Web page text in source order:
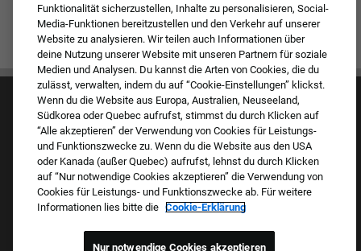
Kultur & Werte
Unsere Marken
Unternehmen
FAQ – Häufig gestellte Fragen
Funktionalität sicherzustellen, Inhalte zu personalisieren, Social-
Media-Funktionen bereitzustellen und den Verkehr auf unserer
Website zu analysieren. Wir teilen auch Informationen über
deine Nutzung unserer Website mit unseren Partnern für soziale
Medien und Analysen. Du kannst die Arten von Cookies, die du
zulässt, verwalten, indem du auf “Cookie-Einstellungen” klickst.
Wenn du die Website aus Europa, Australien, Neuseeland,
Südkorea oder Quebec aufrufst, stimmst du durch Klicken auf
“Alle akzeptieren” der Verwendung von Cookies für Leistungs-
und Funktionszwecke zu. Wenn du die Website aus den USA
oder Kanada (außer Quebec) aufrufst, lehnst du durch Klicken
auf “Nur notwendige Cookies akzeptieren” die Verwendung von
Cookies für Leistungs- und Funktionszwecke ab. Für weitere
Informationen lies bitte die Cookie-Erklärung
Nur notwendige Cookies akzeptieren